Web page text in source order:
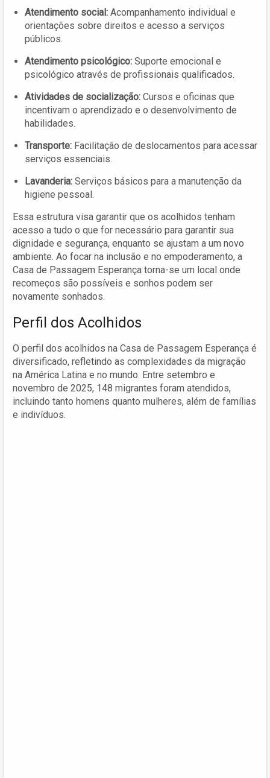
Atendimento social: Acompanhamento individual e
orientações sobre direitos e acesso a serviços
públicos.
Atendimento psicológico: Suporte emocional e
psicológico através de profissionais qualificados.
Atividades de socialização: Cursos e oficinas que
incentivam o aprendizado e o desenvolvimento de
habilidades.
Transporte: Facilitação de deslocamentos para acessar
serviços essenciais.
Lavanderia: Serviços básicos para a manutenção da
higiene pessoal.
Essa estrutura visa garantir que os acolhidos tenham
acesso a tudo o que for necessário para garantir sua
dignidade e segurança, enquanto se ajustam a um novo
ambiente. Ao focar na inclusão e no empoderamento, a
Casa de Passagem Esperança torna-se um local onde
recomeços são possíveis e sonhos podem ser
novamente sonhados.
Perfil dos Acolhidos
O perfil dos acolhidos na Casa de Passagem Esperança é
diversificado, refletindo as complexidades da migração
na América Latina e no mundo. Entre setembro e
novembro de 2025, 148 migrantes foram atendidos,
incluindo tanto homens quanto mulheres, além de famílias
e indivíduos.